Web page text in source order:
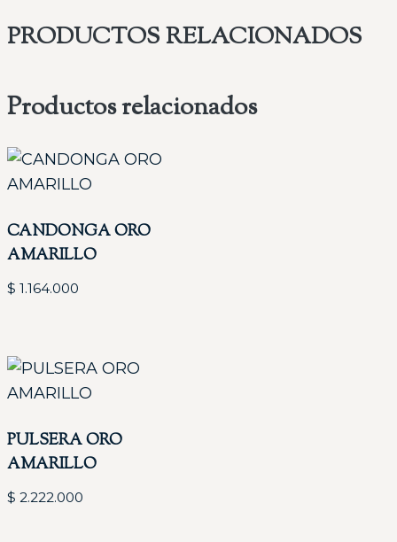
PRODUCTOS RELACIONADOS
Productos relacionados
CANDONGA ORO
AMARILLO
$ 1.164.000
PULSERA ORO
AMARILLO
$ 2.222.000